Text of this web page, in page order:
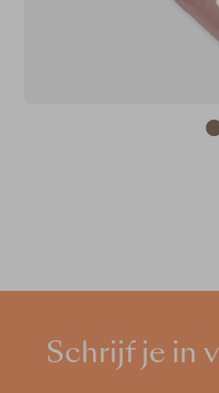
Schrijf je in